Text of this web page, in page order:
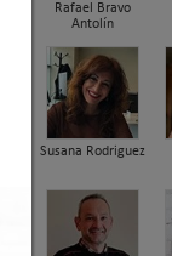
Rafael Bravo
Antolín
Susana Rodriguez